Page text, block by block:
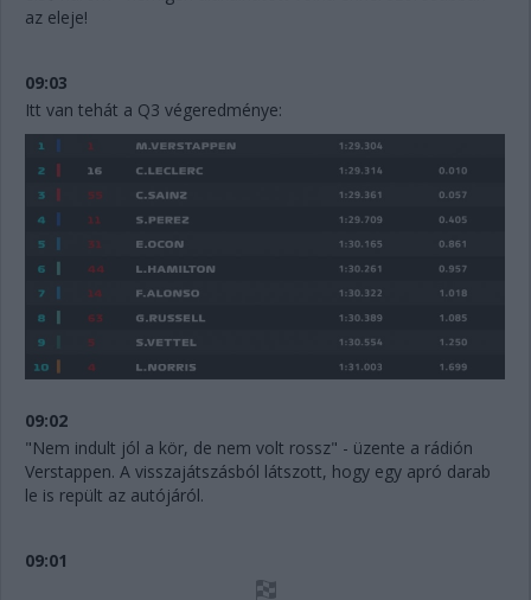
az eleje!
09:03
Itt van tehát a Q3 végeredménye:
09:02
"Nem indult jól a kör, de nem volt rossz" - üzente a rádión
Verstappen. A visszajátszásból látszott, hogy egy apró darab
le is repült az autójáról.
09:01